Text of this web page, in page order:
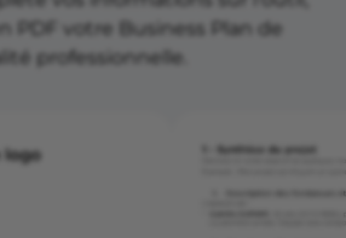
PDF votre Business Plan de
professionnelle.